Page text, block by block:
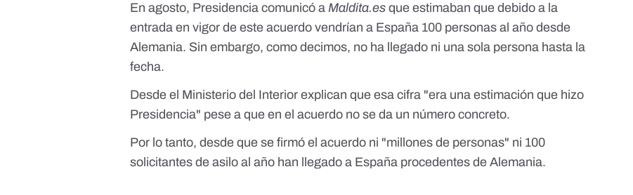
En agosto, Presidencia comunicó aMaldita.esque estimaban que debido a la
entrada en vigor de este acuerdo vendrían a España 100 personas al año desde
Alemania. Sin embargo, como decimos, no ha llegado ni una sola persona hasta la
fecha.
Desde el Ministerio del Interior explican que esa cifra "era una estimación que hizo
Presidencia" pese a que en el acuerdo no se da un número concreto.
Por lo tanto, desde que se firmó el acuerdo ni "millones de personas" ni 100
solicitantes de asilo al año han llegado a España procedentes de Alemania.